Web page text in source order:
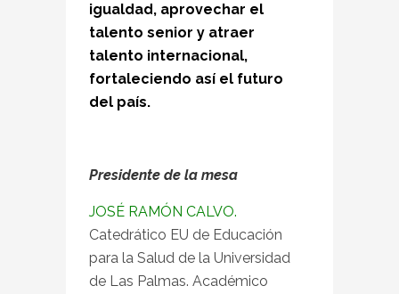
igualdad, aprovechar el
talento senior y atraer
talento internacional,
fortaleciendo así el futuro
del país.
Presidente de la mesa
JOSÉ RAMÓN CALVO.
Catedrático EU de Educación
para la Salud de la Universidad
de Las Palmas. Académico